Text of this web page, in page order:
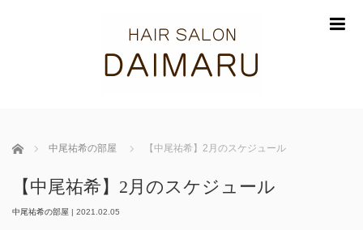
ホーム 中尾祐希の部屋 【中尾祐希】2月のスケジュール
【中尾祐希】2月のスケジュール
中尾祐希の部屋 | 2021.02.05